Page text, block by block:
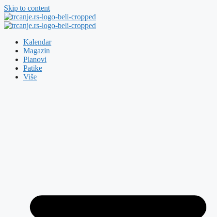
Skip to content
Kalendar
Magazin
Planovi
Patike
Više